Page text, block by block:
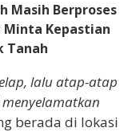
Masih Berproses
Minta Kepastian
Tanah
lalu atap-atap
berada di lokasi